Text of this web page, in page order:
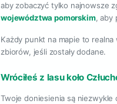
aby zobaczyć tylko najnowsze
województwa pomorskim, aby
Każdy punkt na mapie to
zbiorów, jeśli zostały dodane.
Wróciłeś z lasu koło
Twoje doniesienia są niezwykle